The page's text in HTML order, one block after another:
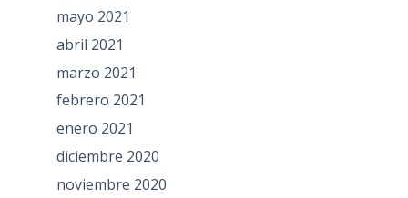
mayo 2021
abril 2021
marzo 2021
febrero 2021
enero 2021
diciembre 2020
noviembre 2020